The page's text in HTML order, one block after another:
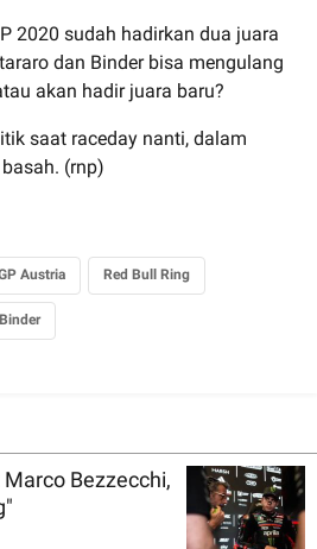
2020 sudah hadirkan dua juara
dan Binder bisa mengulang
akan hadir juara baru?
saat raceday nanti, dalam
(rnp)
Austria Red Bull Ring
Bezzecchi,